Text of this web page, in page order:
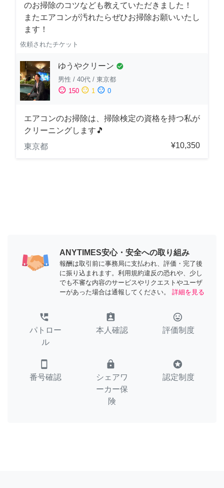
のお掃除のコツなども教えていただきました！
またエアコンが汚れたらぜひお掃除お願いいたし
ます！
依頼されたチケット
ゆうやクリーン check_circle
男性 / 40代 / 東京都
sentiment_satisfied 150 sentiment_neutral 1 sentiment_dissatisfied 0
エアコンのお掃除は、掃除検定の資格を持つ私が
クリーニングします🎵
東京都
¥10,350
ANYTIMES安心・安全への取り組み
報酬は取引前に事務局に支払われ、評価・完了後
に振り込まれます。利用規約違反の恐れや、少し
でも不審な内容のサービスやリクエストやユーザ
ーがあった場合は通報してください。
詳細を見る
perm_phone_msg
パトロー
ル
assignment_ind
本人確認
tag_faces
評価制度
smartphone
番号確認
lock
シェアワ
ーカー保
険
stars
認定制度